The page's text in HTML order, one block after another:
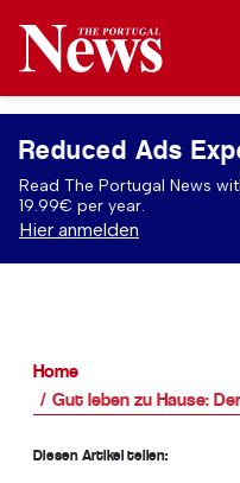
Reduced Ads
Read The Portugal News
19.99€ per year.
Hier anmelden
Home
Gut leben zu Hause:
Diesen Artikel teilen: